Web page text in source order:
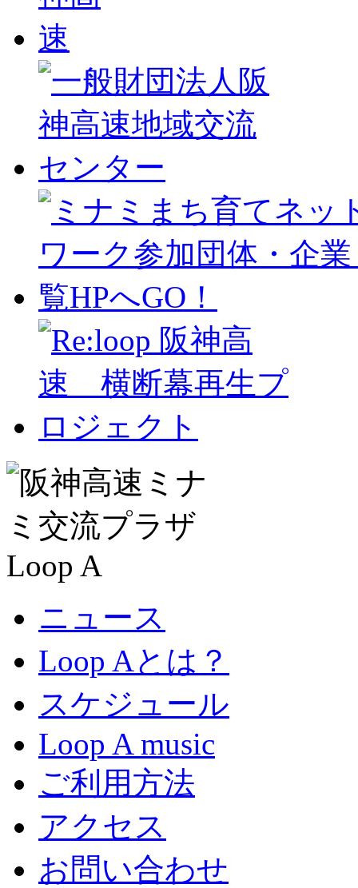
ニュース
Loop Aとは？
スケジュール
Loop A music
ご利用方法
アクセス
お問い合わせ